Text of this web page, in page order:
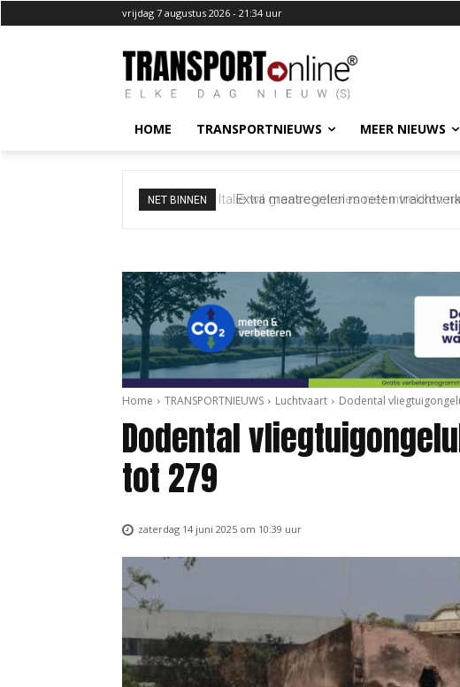
vrijdag 7 augustus 2026 - 21:34 uur
HOME TRANSPORTNIEUWS MEER NIEUWS
NET BINNEN Extra maatregelen moeten
Home TRANSPORTNIEUWS Luchtvaart Dodental
Dodental
tot 279
zaterdag 14 juni 2025 om 10:39 uur